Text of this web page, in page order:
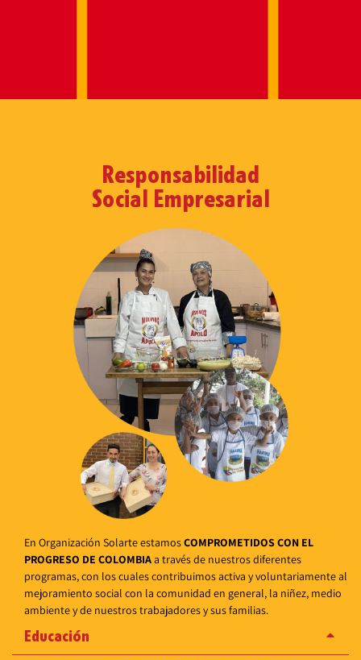
Responsabilidad
Social Empresarial
En Organización Solarte estamosCOMPROMETIDOS CON EL
PROGRESO DE COLOMBIAa través de nuestros diferentes
programas, con los cuales contribuimos activa y voluntariamente al
mejoramiento social con la comunidad en general, la niñez, medio
ambiente y de nuestros trabajadores y sus familias.
Educación